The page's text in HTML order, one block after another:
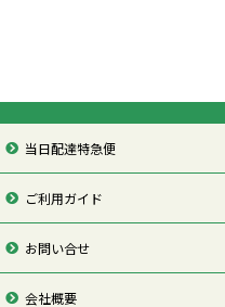
当日配達特急便
ご利用ガイド
お問い合せ
会社概要